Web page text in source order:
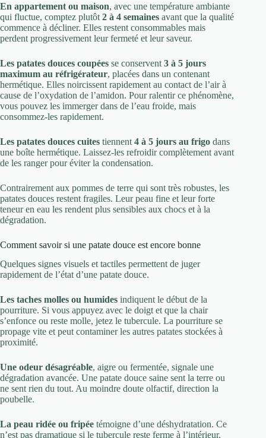
En appartement ou maison, avec une température ambiante
qui fluctue, comptez plutôt 2 à 4 semaines avant que la qualité
commence à décliner. Elles restent consommables mais
perdent progressivement leur fermeté et leur saveur.
Les patates douces coupées se conservent 3 à 5 jours
maximum au réfrigérateur, placées dans un contenant
hermétique. Elles noircissent rapidement au contact de l’air à
cause de l’oxydation de l’amidon. Pour ralentir ce phénomène,
vous pouvez les immerger dans de l’eau froide, mais
consommez-les rapidement.
Les patates douces cuites tiennent 4 à 5 jours au frigo dans
une boîte hermétique. Laissez-les refroidir complètement avant
de les ranger pour éviter la condensation.
Contrairement aux pommes de terre qui sont très robustes, les
patates douces restent fragiles. Leur peau fine et leur forte
teneur en eau les rendent plus sensibles aux chocs et à la
dégradation.
Comment savoir si une patate douce est encore bonne
Quelques signes visuels et tactiles permettent de juger
rapidement de l’état d’une patate douce.
Les taches molles ou humides indiquent le début de la
pourriture. Si vous appuyez avec le doigt et que la chair
s’enfonce ou reste molle, jetez le tubercule. La pourriture se
propage vite et peut contaminer les autres patates stockées à
proximité.
Une odeur désagréable, aigre ou fermentée, signale une
dégradation avancée. Une patate douce saine sent la terre ou
ne sent rien du tout. Au moindre doute olfactif, direction la
poubelle.
La peau ridée ou fripée témoigne d’une déshydratation. Ce
n’est pas dramatique si le tubercule reste ferme à l’intérieur.